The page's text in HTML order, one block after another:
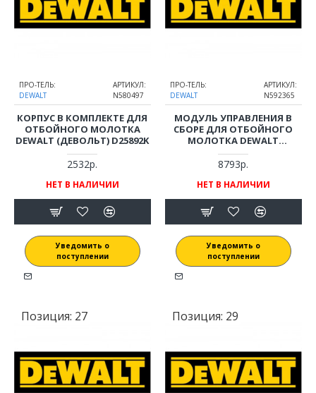
ПРО-ТЕЛЬ:
DEWALT
АРТИКУЛ:
N580497
КОРПУС В КОМПЛЕКТЕ ДЛЯ
ОТБОЙНОГО МОЛОТКА
DEWALT (ДЕВОЛЬТ) D25892K
2532р.
НЕТ В НАЛИЧИИ
Уведомить о
поступлении
ПРО-ТЕЛЬ:
DEWALT
АРТИКУЛ:
N592365
МОДУЛЬ УПРАВЛЕНИЯ В
СБОРЕ ДЛЯ ОТБОЙНОГО
МОЛОТКА DEWALT
(ДЕВОЛЬТ) D25892K
8793р.
НЕТ В НАЛИЧИИ
Уведомить о
поступлении
Позиция: 27 Позиция: 29